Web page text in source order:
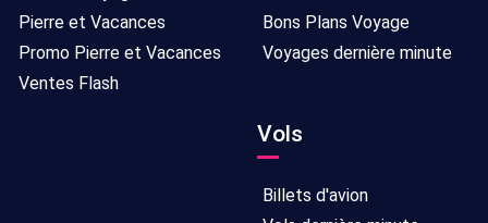
Pierre et Vacances
Promo Pierre et Vacances
Ventes Flash
Bons Plans Voyage
Voyages dernière minute
Vols
Billets d'avion